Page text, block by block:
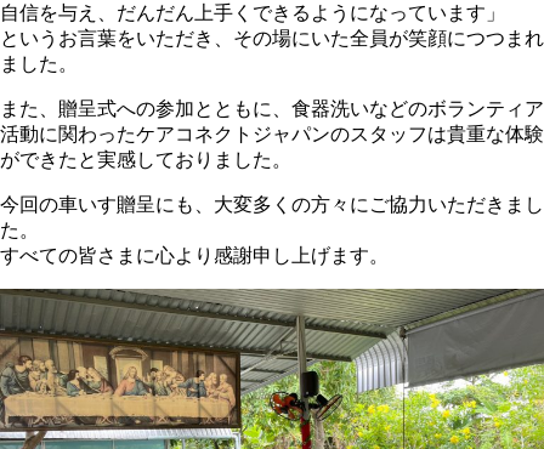
自信を与え、だんだん上手くできるようになっています」
というお言葉をいただき、その場にいた全員が笑顔につつまれ
ました。
また、贈呈式への参加とともに、食器洗いなどのボランティア
活動に関わったケアコネクトジャパンのスタッフは貴重な体験
ができたと実感しておりました。
今回の車いす贈呈にも、大変多くの方々にご協力いただきまし
た。
すべての皆さまに心より感謝申し上げます。